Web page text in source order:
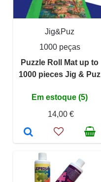
Jig&Puz
1000 peças
Puzzle Roll Mat up to
1000 pieces Jig & Puz
Em estoque (5)
14,00 €